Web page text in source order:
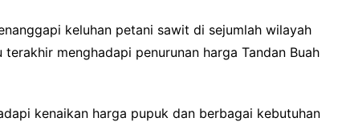
keluhan petani sawit di sejumlah wilayah
menghadapi penurunan harga Tandan Buah
kenaikan harga pupuk dan berbagai kebutuhan